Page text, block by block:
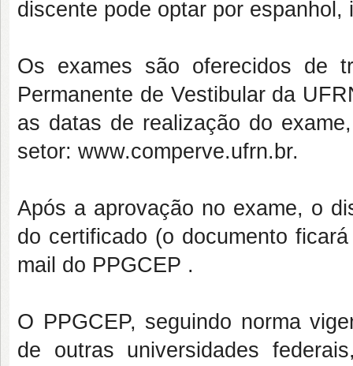
discente pode optar por espanhol,
Os exames são oferecidos de
Permanente de Vestibular da
as datas de realização do
setor: www.comperve.ufrn.br.
Após a aprovação no exame, o
do certificado (o documento
mail do PPGCEP .
O PPGCEP, seguindo norma
de outras universidades